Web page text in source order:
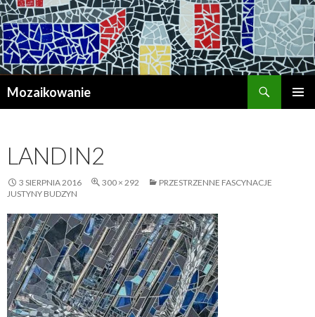
Mozaikowanie
LANDIN2
3 SIERPNIA 2016 300 × 292
PRZESTRZENNE FASCYNACJE
JUSTYNY BUDZYN